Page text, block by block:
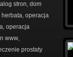
stron dom
herbata operacja
operacja
www
prostaty